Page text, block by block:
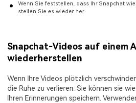
Wenn Sie feststellen, dass Ihr Snapchat
stellen Sie es wieder her.
Snapchat-Videos auf einem
wiederherstellen
Wenn Ihre Videos plötzlich
die Ruhe zu verlieren. Sie können sie
Ihren Erinnerungen speichern.